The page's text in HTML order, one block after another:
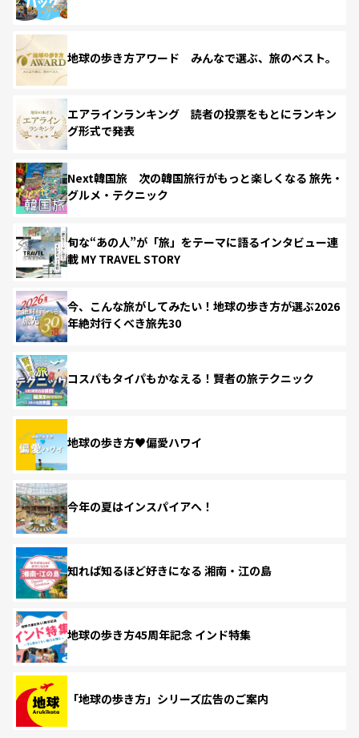
地球の歩き方アワード みんなで選ぶ、旅のベスト。
エアラインランキング 読者の投票をもとにランキン
グ形式で発表
Next韓国旅 次の韓国旅行がもっと楽しくなる 旅先・
グルメ・テクニック
旬な“あの人”が「旅」をテーマに語るインタビュー連
載 MY TRAVEL STORY
今、こんな旅がしてみたい！地球の歩き方が選ぶ2026
年絶対行くべき旅先30
コスパもタイパもかなえる！賢者の旅テクニック
地球の歩き方♥偏愛ハワイ
今年の夏はインスパイアへ！
知れば知るほど好きになる 湘南・江の島
地球の歩き方45周年記念 インド特集
「地球の歩き方」シリーズ広告のご案内